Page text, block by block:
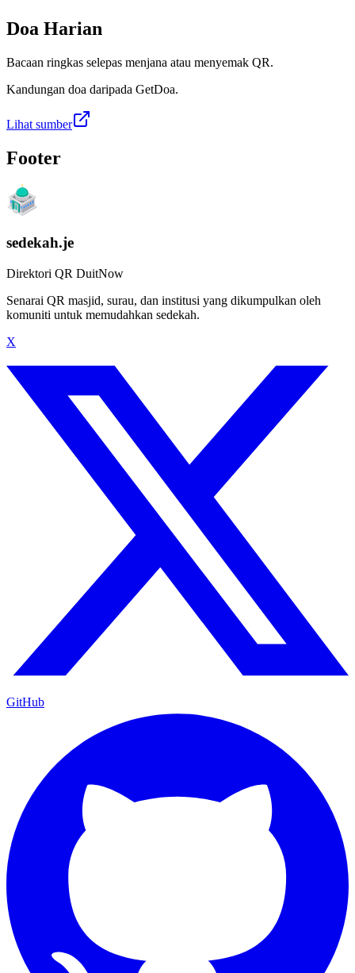
Doa Harian
Bacaan ringkas selepas menjana atau menyemak QR.
Kandungan doa daripada GetDoa.
Lihat sumber
Footer
sedekah.je
Direktori QR DuitNow
Senarai QR masjid, surau, dan institusi yang dikumpulkan oleh
komuniti untuk memudahkan sedekah.
X
GitHub